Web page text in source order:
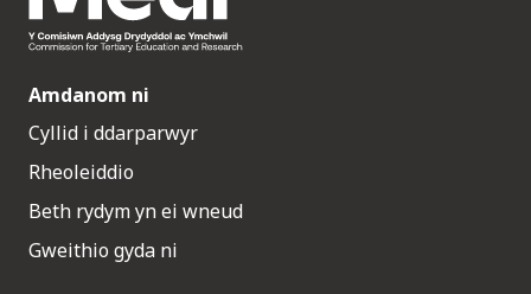
Amdanom ni
Cyllid i ddarparwyr
Rheoleiddio
Beth rydym yn ei wneud
Gweithio gyda ni